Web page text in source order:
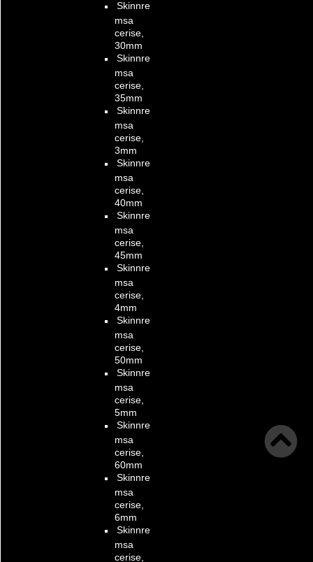
Skinnre
msa
cerise,
30mm
Skinnre
msa
cerise,
35mm
Skinnre
msa
cerise,
3mm
Skinnre
msa
cerise,
40mm
Skinnre
msa
cerise,
45mm
Skinnre
msa
cerise,
4mm
Skinnre
msa
cerise,
50mm
Skinnre
msa
cerise,
5mm
Skinnre
msa
cerise,
60mm
Skinnre
msa
cerise,
6mm
Skinnre
msa
cerise,